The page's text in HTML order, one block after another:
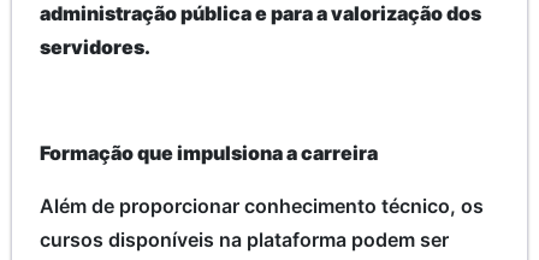
administração pública e para a valorização dos
servidores.
Formação que impulsiona a carreira
Além de proporcionar conhecimento técnico, os
cursos disponíveis na plataforma podem ser